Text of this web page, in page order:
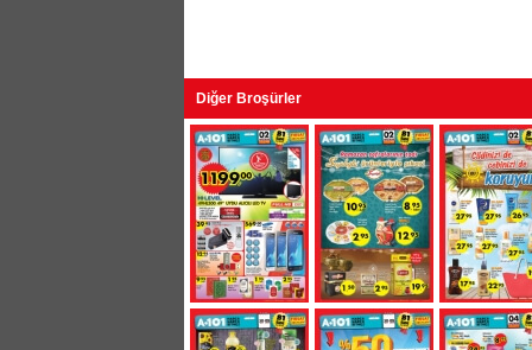
Diğer Broşürler